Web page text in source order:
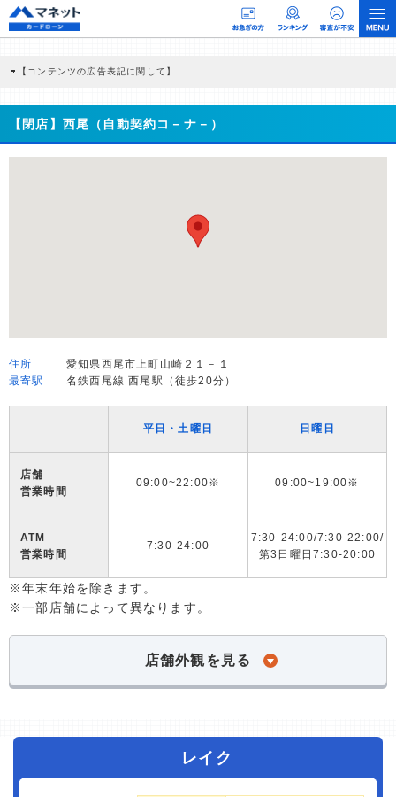
【コンテンツの広告表記に関して】
商品を根拠なくPRするものではなく、当編集部の調査／ユーザーへの口コミ収集な
どに基づき、公平性を担保した情報提供を行っています。
>提携企業一覧
【閉店】西尾（自動契約コ－ナ－）
住所
愛知県西尾市上町山崎２１－１
最寄駅
名鉄西尾線 西尾駅（徒歩20分）
平日・土曜日 日曜日
店舗
営業時間
09:00~22:00※ 09:00~19:00※
ATM
営業時間
7:30-24:00
7:30-24:00/7:30-22:00/
第3日曜日7:30-20:00
※年末年始を除きます。
※一部店舗によって異なります。
店舗外観を見る
レイク